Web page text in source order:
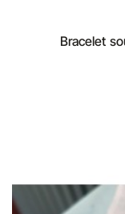
Bracelet